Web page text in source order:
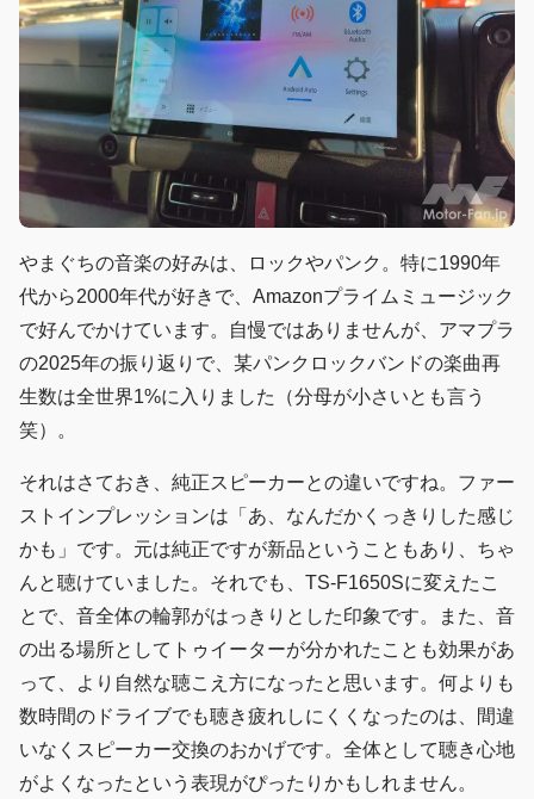
やまぐちの音楽の好みは、ロックやパンク。特に1990年
代から2000年代が好きで、Amazonプライムミュージック
で好んでかけています。自慢ではありませんが、アマプラ
の2025年の振り返りで、某パンクロックバンドの楽曲再
生数は全世界1%に入りました（分母が小さいとも言う
笑）。
それはさておき、純正スピーカーとの違いですね。ファー
ストインプレッションは「あ、なんだかくっきりした感じ
かも」です。元は純正ですが新品ということもあり、ちゃ
んと聴けていました。それでも、TS-F1650Sに変えたこ
とで、音全体の輪郭がはっきりとした印象です。また、音
の出る場所としてトゥイーターが分かれたことも効果があ
って、より自然な聴こえ方になったと思います。何よりも
数時間のドライブでも聴き疲れしにくくなったのは、間違
いなくスピーカー交換のおかげです。全体として聴き心地
がよくなったという表現がぴったりかもしれません。